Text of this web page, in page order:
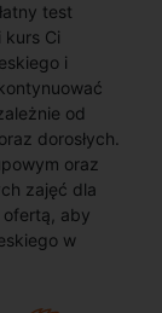
test
Ci
i
od
dorosłych.
oraz
zajęć dla
ofertą, aby
w